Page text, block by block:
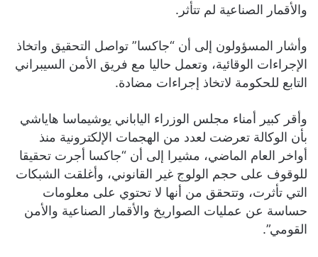
والأقمار الصناعية لم تتأثر.
وأشار المسؤولون إلى أن “جاكسا” تواصل التحقيق واتخاذ
الإجراءات الوقائية، وتعمل حاليا مع فريق الأمن السيبراني
التابع للحكومة لاتخاذ إجراءات مضادة.
وأقر كبير أمناء مجلس الوزراء الياباني يوشيماسا هاياشي
بأن الوكالة تعرضت لعدد من الهجمات الإلكترونية منذ
أواخر العام الماضي، مشيرا إلى أن “جاكسا أجرت تحقيقا
للوقوف على حجم الولوج غير القانوني، وأغلقت الشبكات
التي تأثرت، وتتحقق من أنها لا تحتوي على معلومات
حساسة عن عمليات الصواريخ والأقمار الصناعية والأمن
القومي”.